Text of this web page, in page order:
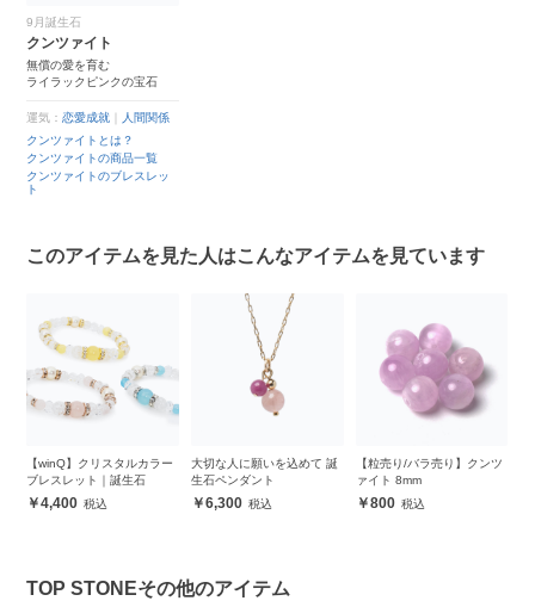
9月誕生石
クンツァイト
無償の愛を育む
ライラックピンクの宝石
運気：恋愛成就
人間関係
クンツァイトとは？
クンツァイトの商品一覧
クンツァイトのブレスレッ
ト
このアイテムを見た人はこんなアイテムを見ています
【winQ】クリスタルカラー
ブレスレット｜誕生石
4,400
大切な人に願いを込めて 誕
生石ペンダント
6,300
【粒売り/バラ売り】クンツ
ァイト 8mm
800
TOP STONEその他のアイテム